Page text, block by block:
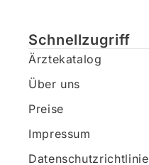
Schnellzugriff
Ärztekatalog
Über uns
Preise
Impressum
Datenschutzrichtlinie